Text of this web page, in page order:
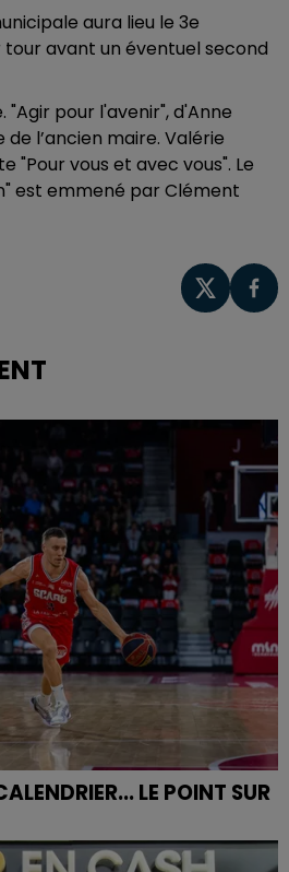
aura lieu le 3e
avant un éventuel second
"Agir pour l'avenir", d'Anne
l’ancien maire. Valérie
"Pour vous et avec vous". Le
est emmené par Clément
LE POINT SUR